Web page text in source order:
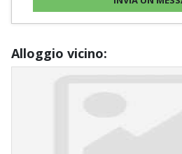
Alloggio vicino: